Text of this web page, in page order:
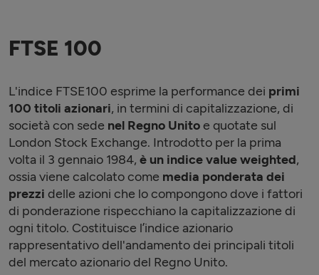
FTSE 100
L'indice FTSE100 esprime la performance dei primi
100 titoli azionari, in termini di capitalizzazione, di
società con sede nel Regno Unitoe quotate sul
London Stock Exchange. Introdotto per la prima
volta il 3 gennaio 1984, è un indice value weighted,
ossia viene calcolato come media ponderata dei
prezzi delle azioni che lo compongono dove i fattori
di ponderazione rispecchiano la capitalizzazione di
ogni titolo. Costituisce l’indice azionario
rappresentativo dell'andamento dei principali titoli
del mercato azionario del Regno Unito.